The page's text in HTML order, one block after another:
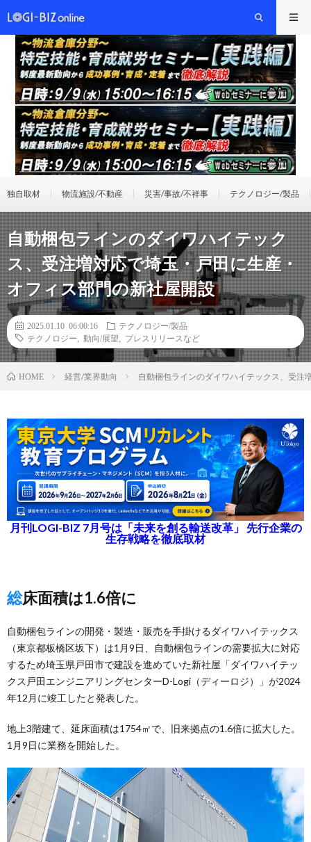
独自取材 物流施設/不動産 災害/事故/不祥事 テクノロジー/製品
自動梱包ラインのダイワハイテック
ス、受注増対応で埼玉・戸田に生産・
オフィス部門の新社屋開設
2025.01.10 06:00:16
テクノロジー/製品
テクノロジー
動向/展望 プレスリリースなど
HOME 経営/業界動向 自動梱包ラインのダイワハイテックス、受注
月刊LOGI-BIZ 7月号は「未来を創る輸送改革」 先行企業の
生存戦略を徹底取材
総床面積は1.6倍に
自動梱包ラインの開発・製造・販売を手掛けるダイワハイテックス
（東京都板橋区坂下）は1月9日、自動梱包ラインの需要拡大に対応
するため埼玉県戸田市で建設を進めていた新社屋「ダイワハイテッ
クス戸田エンジニアリングセンターD-Logi（ディーロジ）」が2024
年12月に竣工したと発表した。
地上3階建て、延床面積は1754㎡で、旧来拠点の1.6倍に拡大した。
1月9日に業務を開始した。